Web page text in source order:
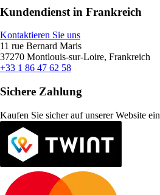
Kundendienst in Frankreich
Kontaktieren Sie uns
11 rue Bernard Maris
37270 Montlouis-sur-Loire, Frankreich
+33 1 86 47 62 58
Sichere Zahlung
Kaufen Sie sicher auf unserer Website ein